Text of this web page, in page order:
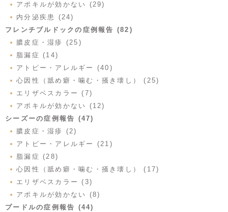
アポキルが効かない (29)
内分泌疾患 (24)
フレンチブルドックの症例報告 (82)
膿皮症・湿疹 (25)
脂漏症 (14)
アトピー・アレルギー (40)
心因性（舐め癖・噛む・掻き壊し） (25)
エリザベスカラー (7)
アポキルが効かない (12)
シーズーの症例報告 (47)
膿皮症・湿疹 (2)
アトピー・アレルギー (21)
脂漏症 (28)
心因性（舐め癖・噛む・掻き壊し） (17)
エリザベスカラー (3)
アポキルが効かない (8)
プードルの症例報告 (44)